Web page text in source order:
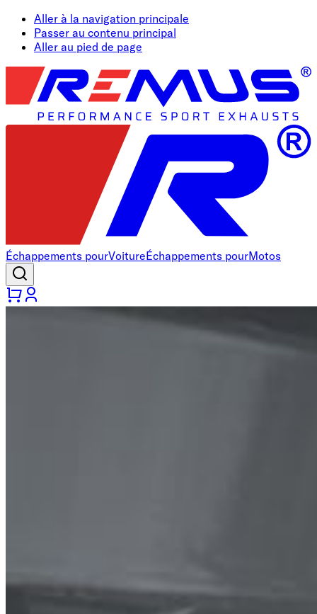
Aller à la navigation principale
Passer au contenu principal
Aller au pied de page
Échappements pourVoitureÉchappements pourMotos